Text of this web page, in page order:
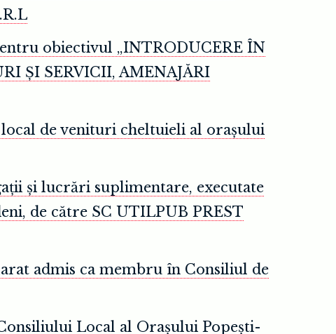
obiectivul „INTRODUCERE ÎN
ȘI SERVICII, AMENAJĂRI
de venituri cheltuieli al orașului
și lucrări suplimentare, executate
de către SC UTILPUB PREST
admis ca membru în Consiliul de
Local al Orașului Popești-